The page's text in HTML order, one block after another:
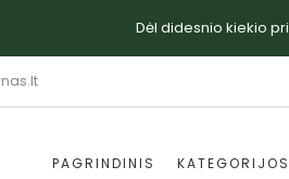
Dėl didesnio kiekio
PAGRINDINIS KATEGORIJOS